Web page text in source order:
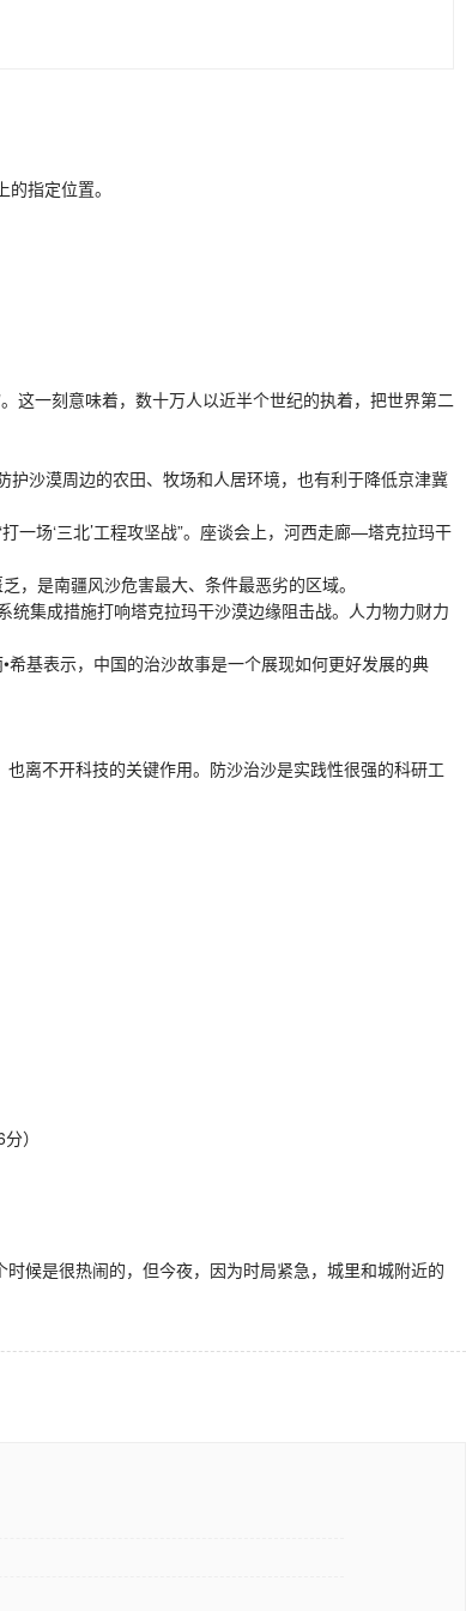
指定位置。
一刻意味着，数十万人以近半个世纪的执着，把世界第二
沙漠周边的农田、牧场和人居环境，也有利于降低京津冀
场‘三北’工程攻坚战”。座谈会上，河西走廊—塔克拉玛干
是南疆风沙危害最大、条件最恶劣的区域。
集成措施打响塔克拉玛干沙漠边缘阻击战。人力物力财力
基表示，中国的治沙故事是一个展现如何更好发展的典
离不开科技的关键作用。防沙治沙是实践性很强的科研工
）
候是很热闹的，但今夜，因为时局紧急，城里和城附近的